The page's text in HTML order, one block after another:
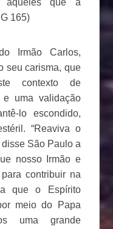
165)
Irmão Carlos,
seu carisma, que
contexto de
e uma validação
lo escondido,
“Reaviva o
São Paulo a
nosso Irmão e
contribuir na
que o Espírito
meio do Papa
uma grande